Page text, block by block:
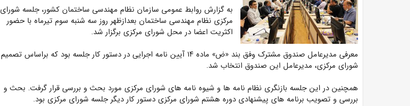
به گزارش روابط عمومی سازمان نظام مهندسی ساختمان کشور، جلسه شوراى
مرکزی نظام مهندسی ساختمان بعدازظهر روز سه شنبه سوم تیرماه با حضور
اکثریت اعضا در محل شورای مرکزی برگزار شد.
معرفی مدیرعامل صندوق مشترک وفق بند «ض» ماده ۱۴ آیین نامه اجرایی در دستور کار جلسه بود که براساس تصمیم
شورای مرکزی، مدیرعامل این صندوق انتخاب شد.
همچنین در این جلسه بازنگری نظام نامه ها و شیوه نامه های شورای مرکزی مورد بحث و بررسی قرار گرفت. بحث و
بررسی و تصویب برنامه های پیشنهادی دوره هشتم شورای مرکزی دستور کار دیگر جلسه شورای مرکزی بود.